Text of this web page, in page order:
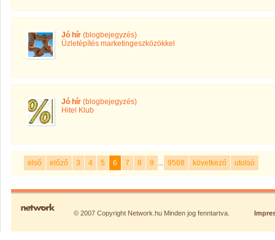
Jó hír (blogbejegyzés)
Üzletépítés marketingeszközökkel
Jó hír (blogbejegyzés)
Hitel Klub
első előző 3 4 5 6 7 8 9 ... 9568 következő utolsó
© 2007 Copyright Network.hu Minden jog fenntartva.